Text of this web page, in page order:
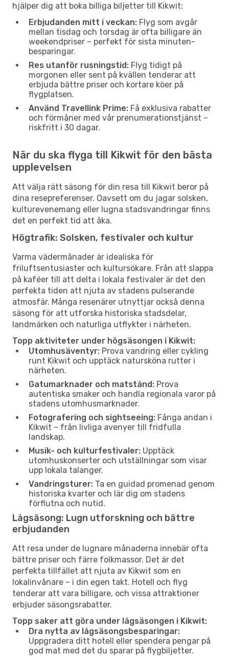
hjälper dig att boka billiga biljetter till Kikwit:
Erbjudanden mitt i veckan: Flyg som avgår
mellan tisdag och torsdag är ofta billigare än
weekendpriser – perfekt för sista minuten-
besparingar.
Res utanför rusningstid: Flyg tidigt på
morgonen eller sent på kvällen tenderar att
erbjuda bättre priser och kortare köer på
flygplatsen.
Använd Travellink Prime: Få exklusiva rabatter
och förmåner med vår prenumerationstjänst –
riskfritt i 30 dagar.
När du ska flyga till Kikwit för den bästa
upplevelsen
Att välja rätt säsong för din resa till Kikwit beror på
dina resepreferenser. Oavsett om du jagar solsken,
kulturevenemang eller lugna stadsvandringar finns
det en perfekt tid att åka.
Högtrafik: Solsken, festivaler och kultur
Varma vädermånader är idealiska för
friluftsentusiaster och kultursökare. Från att slappa
på kaféer till att delta i lokala festivaler är det den
perfekta tiden att njuta av stadens pulserande
atmosfär. Många resenärer utnyttjar också denna
säsong för att utforska historiska stadsdelar,
landmärken och naturliga utflykter i närheten.
Topp aktiviteter under högsäsongen i Kikwit:
Utomhusäventyr: Prova vandring eller cykling
runt Kikwit och upptäck natursköna rutter i
närheten.
Gatumarknader och matstånd: Prova
autentiska smaker och handla regionala varor på
stadens utomhusmarknader.
Fotografering och sightseeing: Fånga andan i
Kikwit – från livliga avenyer till fridfulla
landskap.
Musik- och kulturfestivaler: Upptäck
utomhuskonserter och utställningar som visar
upp lokala talanger.
Vandringsturer: Ta en guidad promenad genom
historiska kvarter och lär dig om stadens
förflutna och nutid.
Lågsäsong: Lugn utforskning och bättre
erbjudanden
Att resa under de lugnare månaderna innebär ofta
bättre priser och färre folkmassor. Det är det
perfekta tillfället att njuta av Kikwit som en
lokalinvånare – i din egen takt. Hotell och flyg
tenderar att vara billigare, och vissa attraktioner
erbjuder säsongsrabatter.
Topp saker att göra under lågsäsongen i Kikwit:
Dra nytta av lågsäsongsbesparingar:
Uppgradera ditt hotell eller spendera pengar på
god mat med det du sparar på flygbiljetter.